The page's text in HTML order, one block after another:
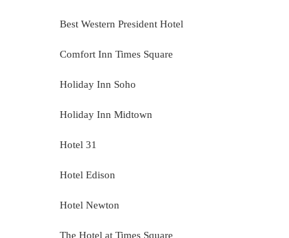
Best Western President Hotel
Comfort Inn Times Square
Holiday Inn Soho
Holiday Inn Midtown
Hotel 31
Hotel Edison
Hotel Newton
The Hotel at Times Square